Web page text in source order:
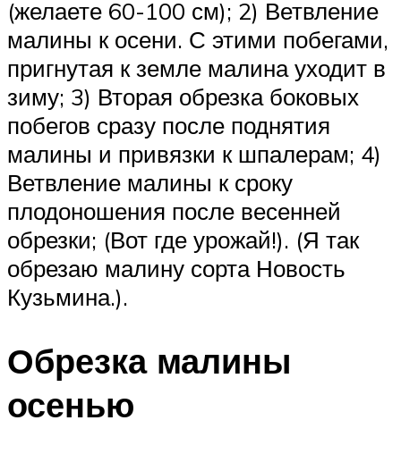
(желаете 60-100 см); 2) Ветвление
малины к осени. С этими побегами,
пригнутая к земле малина уходит в
зиму; 3) Вторая обрезка боковых
побегов сразу после поднятия
малины и привязки к шпалерам; 4)
Ветвление малины к сроку
плодоношения после весенней
обрезки; (Вот где урожай!). (Я так
обрезаю малину сорта Новость
Кузьмина.).
Обрезка малины
осенью